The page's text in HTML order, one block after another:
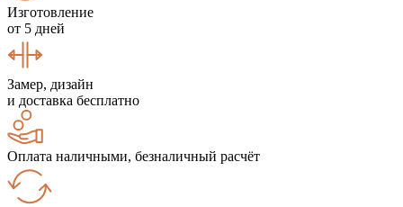
Изготовление
от 5 дней
Замер, дизайн
и доставка бесплатно
Оплата наличными, безналичный расчёт